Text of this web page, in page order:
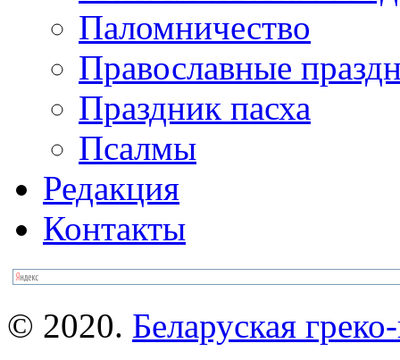
Паломничество
Православные
Праздник пасха
Псалмы
Редакция
Контакты
© 2020. Беларуская